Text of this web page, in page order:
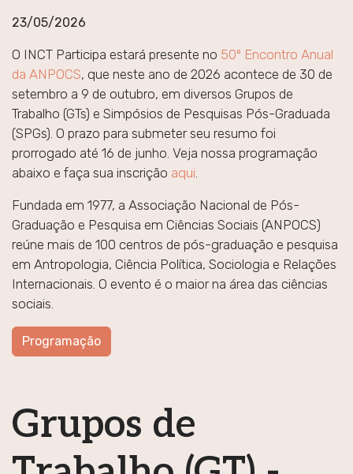
23/05/2026
O INCT Participa estará presente no 50º Encontro Anual
da ANPOCS, que neste ano de 2026 acontece de 30 de
setembro a 9 de outubro, em diversos Grupos de
Trabalho (GTs) e Simpósios de Pesquisas Pós-Graduada
(SPGs). O prazo para submeter seu resumo foi
prorrogado até 16 de junho. Veja nossa programação
abaixo e faça sua inscrição aqui
Fundada em 1977, a Associação Nacional de Pós-
Graduação e Pesquisa em Ciências Sociais (ANPOCS)
reúne mais de 100 centros de pós-graduação e pesquisa
em Antropologia, Ciência Política, Sociologia e Relações
Internacionais. O evento é o maior na área das ciências
sociais.
Programação
Grupos de